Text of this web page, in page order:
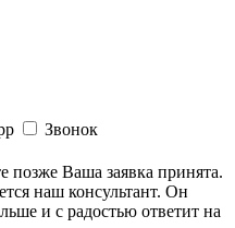
Звонок
позже Ваша заявка принята.
наш консультант. Он
и с радостью ответит на